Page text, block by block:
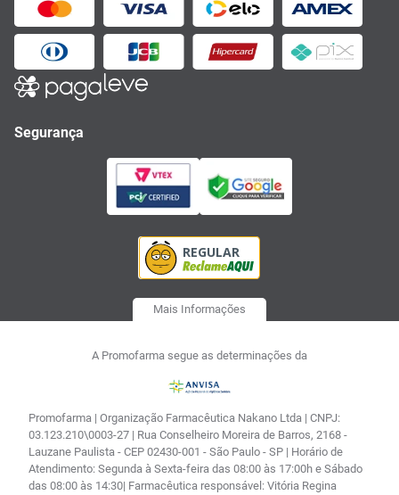
Segurança
Mais Informações
A Promofarma segue as determinações da
Promofarma | Organização Farmacêutica Nakano Ltda | CNPJ:
03.123.210\0003-27 | Rua Conselheiro Moreira de Barros, 2168 -
Lauzane Paulista - CEP 02430-001 - São Paulo - SP | Horário de
Atendimento: Segunda à Sexta-feira das 08:00 às 17:00h e Sábado
das 08:00 às 14:30| Farmacêutica responsável: Vitória Regina